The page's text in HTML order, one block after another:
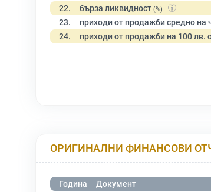
22. бърза ликвидност (%)
23. приходи от продажби средно на
24. приходи от продажби на 100 лв.
ОРИГИНАЛНИ ФИНАНСОВИ
Година
Документ